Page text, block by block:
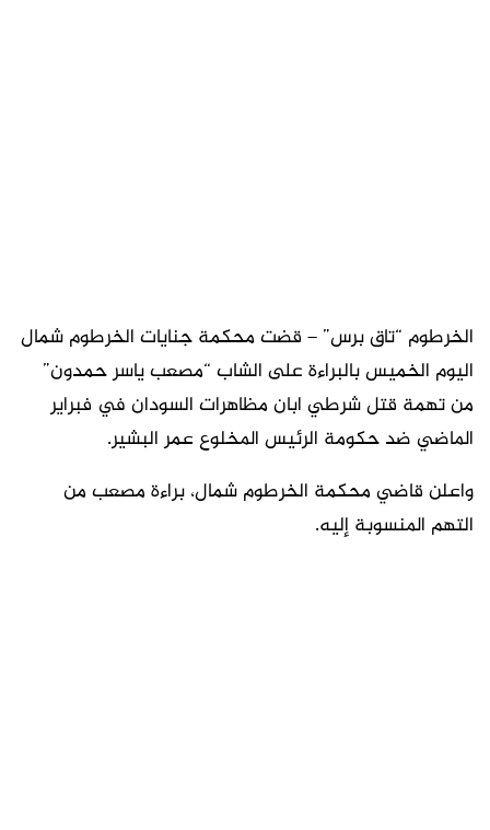
الخرطوم “تاق برس” – قضت محكمة جنايات الخرطوم شمال
اليوم الخميس بالبراءة على الشاب “مصعب ياسر حمدون”
من تهمة قتل شرطي ابان مظاهرات السودان في فبراير
الماضي ضد حكومة الرئيس المخلوع عمر البشير.
واعلن قاضي محكمة الخرطوم شمال، براءة مصعب من
التهم المنسوبة إليه.